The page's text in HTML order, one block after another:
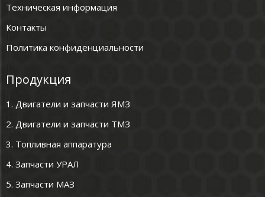
Техническая информация
Контакты
Политика конфиденциальности
Продукция
1. Двигатели и запчасти ЯМЗ
2. Двигатели и запчасти ТМЗ
3. Топливная аппаратура
4. Запчасти УРАЛ
5. Запчасти МАЗ